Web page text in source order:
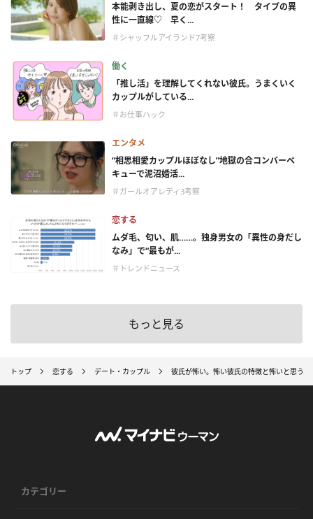
本能剥き出し、夏の恋がスタート！ タイプの異
性に一直線♡ 早く...
＃シャッフルアイランド7考察
働く
「推し活」を理解してくれない彼氏。うまくいく
カップルがしている...
＃お仕事ハック
エンタメ
“相思相愛カップルほぼなし”地獄の合コンバーベ
キューで泥沼婚活...
＃ガールオアレディ3考察
恋する
ムダ毛、匂い、肌……。独身男女の「異性の身だし
なみ」で“最もが...
＃トレンドニュース
もっと見る
トップ 恋する デート・カップル 彼氏が怖い。怖い彼氏の特徴と怖いと思う
カテゴリー